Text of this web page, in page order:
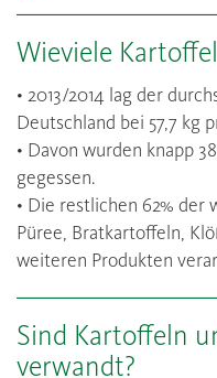
Wieviele
• 2013/2014 lag der
Deutschland bei 57,7 kg
• Davon wurden knapp
gegessen.
• Die restlichen 62% der
Püree, Bratkartoffeln,
weiteren Produkten
Sind Kartoffeln
verwandt?